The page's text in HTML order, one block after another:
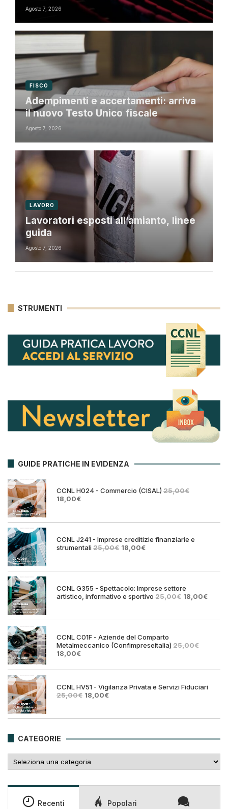
Agosto 7, 2026
FISCO
Adempimenti e accertamenti: arriva
il nuovo Testo Unico fiscale
Agosto 7, 2026
LAVORO
Lavoratori esposti all’amianto, linee
guida
Agosto 7, 2026
STRUMENTI
GUIDE PRATICHE IN EVIDENZA
CCNL H024 - Commercio (CISAL) 25,00€
Il
era:
18,00€Il
è:
CCNL J241 - Imprese creditizie finanziarie e
strumentali25,00€ Il
era:
18,00€Il
è:
CCNL G355 - Spettacolo: Imprese settore
artistico, informativo e sportivo 25,00€ Il
era:
18,00€Il
è:
CCNL C01F - Aziende del Comparto
Metalmeccanico (Confimpreseitalia) 25,00€
Il
originale
25,00€.
18,00€Il
attuale
18,00€.
CCNL HV51 - Vigilanza Privata e Servizi Fiduciari
25,00€ Il
era:
18,00€Il
è:
CATEGORIE
Recenti Popolari